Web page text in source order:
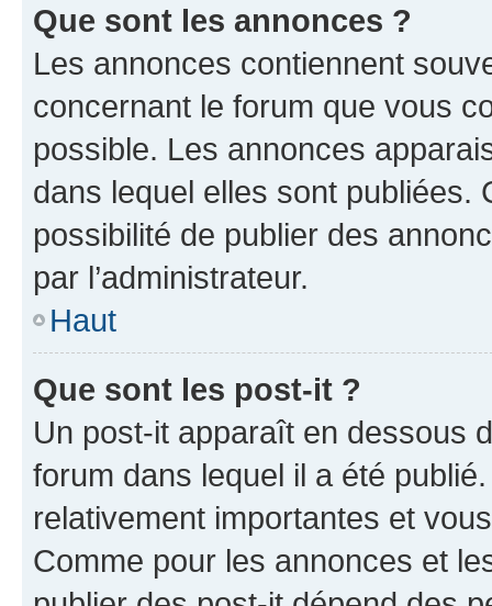
Que sont les annonces ?
Les annonces contiennent
concernant le forum que vous
possible. Les annonces
dans lequel elles sont publiées.
possibilité de publier des
par l’administrateur.
Haut
Que sont les post-it ?
Un post-it apparaît en dessous
forum dans lequel il a été
relativement importantes et
Comme pour les annonces et